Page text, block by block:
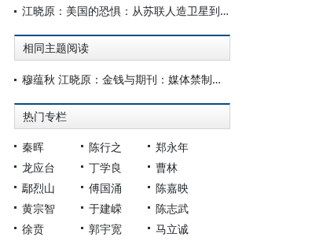
江晓原：美国的恐惧：从苏联人造卫星到中国高空气球
相同主题阅读
穆蕴秋 江晓原：金钱与期刊：媒体禁制令及一稿多投禁制
热门专栏
秦晖 陈行之
郑永年
龙应台
丁学良
曹林
鄢烈山
傅国涌
陈嘉映
黄宗智
于建嵘
陈志武
徐贲
郭宇宽
马立诚